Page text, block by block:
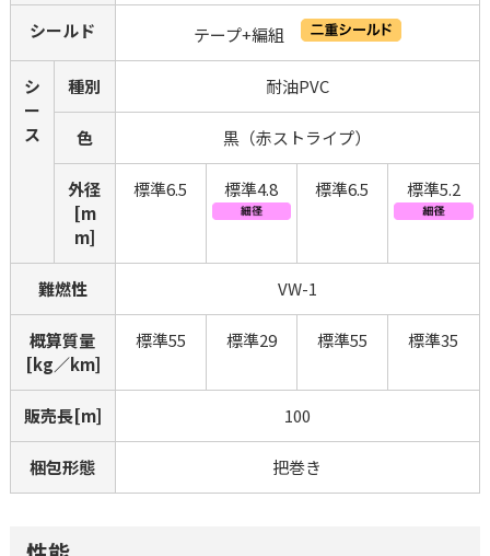
シールド テープ+編組
シ
ー
ス
種別 耐油PVC
色 黒（赤ストライプ）
外径
[m
m]
標準6.5 標準4.8 標準6.5 標準5.2
難燃性 VW-1
概算質量
[kg／km]
標準55 標準29 標準55 標準35
販売長[m] 100
梱包形態 把巻き